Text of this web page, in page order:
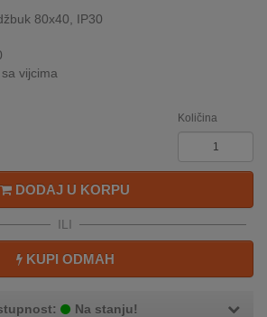
80x40, IP30
vijcima
Količina
DODAJ U KORPU
ILI
KUPI ODMAH
Na stanju!